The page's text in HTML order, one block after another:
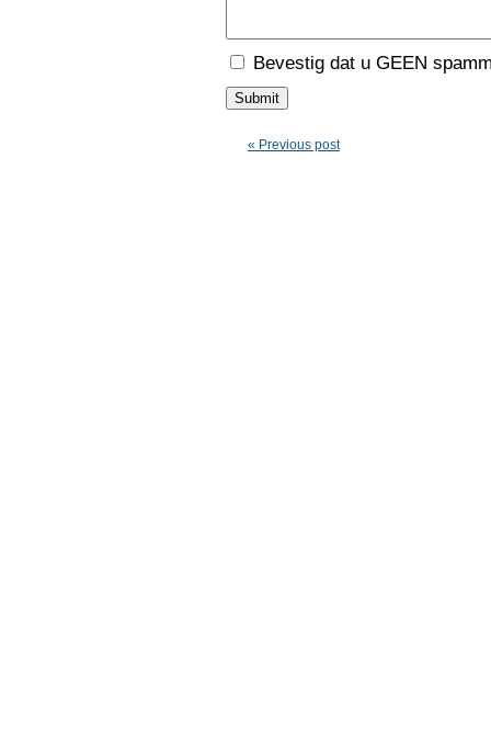
Bevestig dat u GEEN
« Previous post